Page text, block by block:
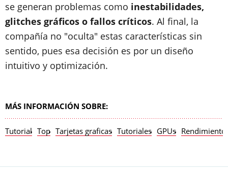
se generan problemas como inestabilidades,
glitches gráficos o fallos críticos. Al final, la
compañía no "oculta" estas características sin
sentido, pues esa decisión es por un diseño
intuitivo y optimización.
MÁS INFORMACIÓN SOBRE:
Tutorial Top Tarjetas graficas Tutoriales GPUs Rendimiento